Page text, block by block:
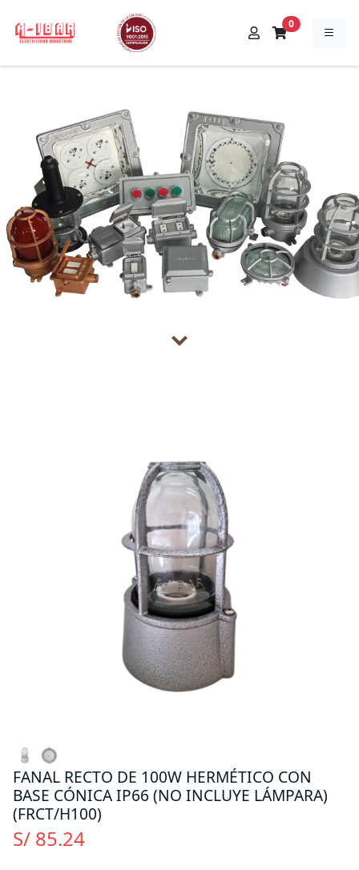
0items
FANAL RECTO DE 100W HERMÉTICO CON
BASE CÓNICA IP66 (NO INCLUYE LÁMPARA)
(FRCT/H100)
S/ 85.24